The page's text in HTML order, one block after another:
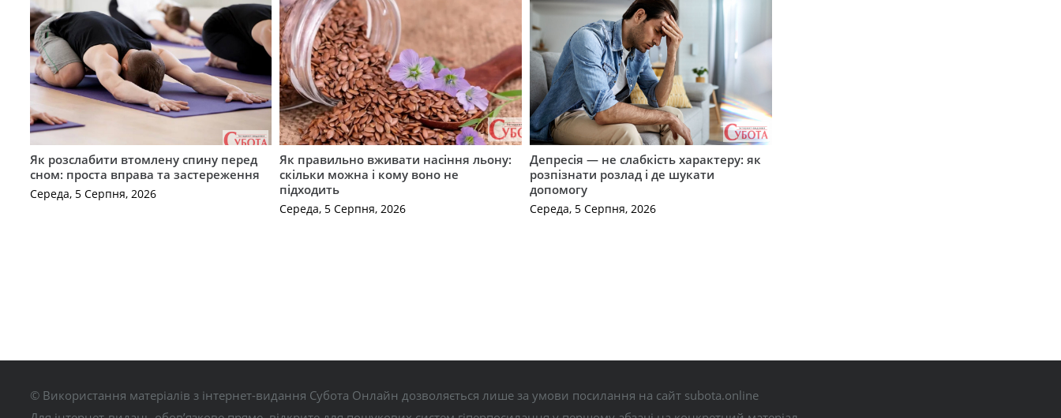
Як розслабити втомлену спину перед
сном: проста вправа та застереження
Середа, 5 Серпня, 2026
Як правильно вживати насіння льону:
скільки можна і кому воно не
підходить
Середа, 5 Серпня, 2026
Депресія — не слабкість характеру: як
розпізнати розлад і де шукати
допомогу
Середа, 5 Серпня, 2026
© Використання матеріалів з інтернет-видання Субота Онлайн дозволяється лише за умови посилання на сайт subota.online